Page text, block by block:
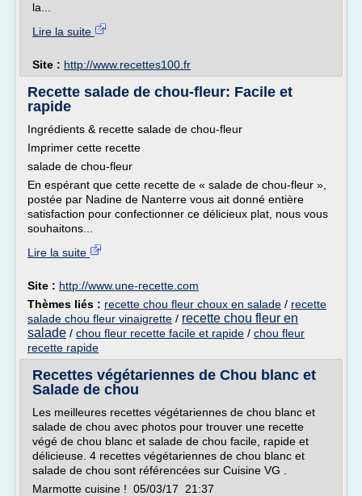
la...
Lire la suite
Site : http://www.recettes100.fr
Recette salade de chou-fleur: Facile et
rapide
Ingrédients & recette salade de chou-fleur
Imprimer cette recette
salade de chou-fleur
En espérant que cette recette de « salade de chou-fleur »,
postée par Nadine de Nanterre vous ait donné entière
satisfaction pour confectionner ce délicieux plat, nous vous
souhaitons...
Lire la suite
Site : http://www.une-recette.com
Thèmes liés : recette chou fleur choux en salade / recette
salade chou fleur vinaigrette / recette chou fleur en
salade / chou fleur recette facile et rapide / chou fleur
recette rapide
Recettes végétariennes de Chou blanc et
Salade de chou
Les meilleures recettes végétariennes de chou blanc et
salade de chou avec photos pour trouver une recette
végé de chou blanc et salade de chou facile, rapide et
délicieuse. 4 recettes végétariennes de chou blanc et
salade de chou sont référencées sur Cuisine VG .
Marmotte cuisine ! 05/03/17 21:37